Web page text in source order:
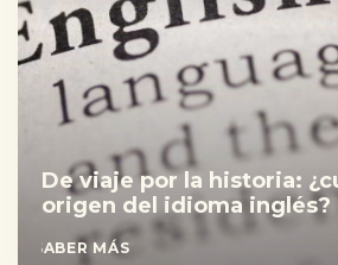
De viaje por la historia:
origen del idioma inglés?
SABER MÁS